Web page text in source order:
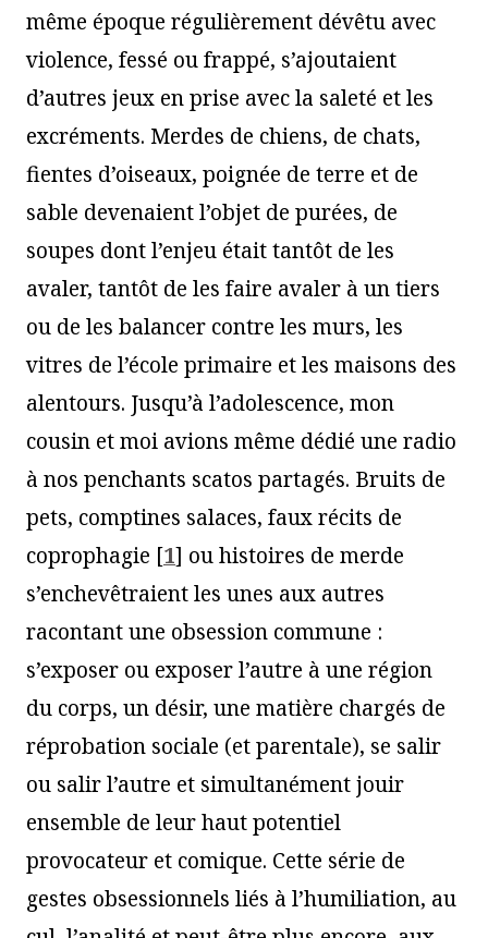
même époque régulièrement dévêtu avec
violence, fessé ou frappé, s’ajoutaient
d’autres jeux en prise avec la saleté et les
excréments. Merdes de chiens, de chats,
fientes d’oiseaux, poignée de terre et de
sable devenaient l’objet de purées, de
soupes dont l’enjeu était tantôt de les
avaler, tantôt de les faire avaler à un tiers
ou de les balancer contre les murs, les
vitres de l’école primaire et les maisons des
alentours. Jusqu’à l’adolescence, mon
cousin et moi avions même dédié une radio
à nos penchants scatos partagés. Bruits de
pets, comptines salaces, faux récits de
coprophagie [1] ou histoires de merde
s’enchevêtraient les unes aux autres
racontant une obsession commune :
s’exposer ou exposer l’autre à une région
du corps, un désir, une matière chargés de
réprobation sociale (et parentale), se salir
ou salir l’autre et simultanément jouir
ensemble de leur haut potentiel
provocateur et comique. Cette série de
gestes obsessionnels liés à l’humiliation, au